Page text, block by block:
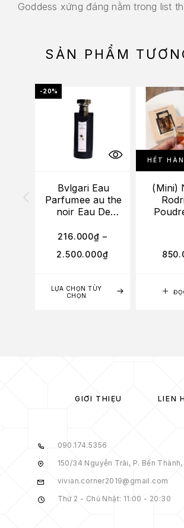
Goddess xứng đáng nằm trong list
SẢN PHẨM
-20%
LỰA CHỌN TÙY
CHỌN
Bvlgari Eau
Parfumee au the
noir Eau De
216.000₫ –
2.500.000₫
HẾT
(Mini)
GIỚI THIỆU LIÊN
090.174.5356
150/34 Nguyễn Trãi, P. Bến Thành,
vivian.corner2019@gmail.com
Thứ 2 - Chủ Nhật: 11:00 - 20:30